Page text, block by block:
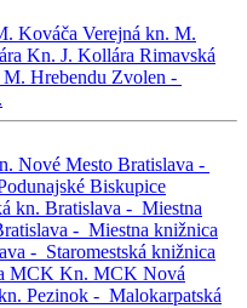
Kováča Verejná kn. M.
Kn. J. Kollára Rimavská
Hrebendu Zvolen -
Nové Mesto Bratislava -
Biskupice
kn. Bratislava - Miestna
- Miestna knižnica
- Staromestská knižnica
MCK Kn. MCK Nová
Pezinok - Malokarpatská